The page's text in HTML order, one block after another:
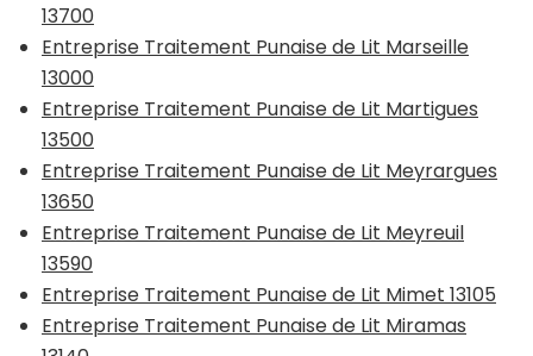
13700
Entreprise Traitement Punaise de Lit Marseille
13000
Entreprise Traitement Punaise de Lit Martigues
13500
Entreprise Traitement Punaise de Lit Meyrargues
13650
Entreprise Traitement Punaise de Lit Meyreuil
13590
Entreprise Traitement Punaise de Lit Mimet 13105
Entreprise Traitement Punaise de Lit Miramas